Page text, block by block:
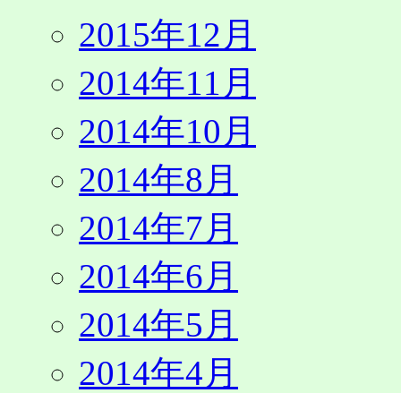
2015年12月
2014年11月
2014年10月
2014年8月
2014年7月
2014年6月
2014年5月
2014年4月